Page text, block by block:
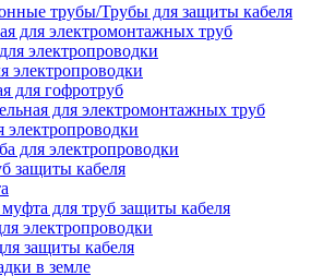
трубы/Трубы для защиты кабеля
для электромонтажных труб
электропроводки
электропроводки
для гофротруб
для электромонтажных труб
для электропроводки
защиты кабеля
для труб защиты кабеля
электропроводки
защиты кабеля
в земле